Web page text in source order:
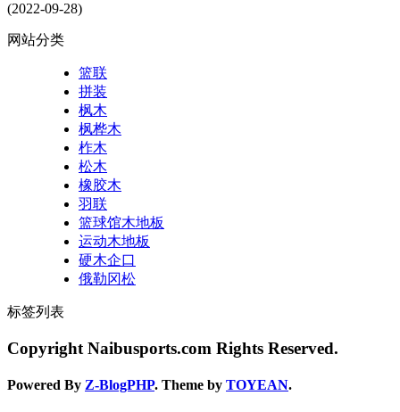
(2022-09-28)
网站分类
篮联
拼装
枫木
枫桦木
柞木
松木
橡胶木
羽联
篮球馆木地板
运动木地板
硬木企口
俄勒冈松
标签列表
Copyright Naibusports.com Rights Reserved.
Powered By Z-BlogPHP. Theme by TOYEAN.